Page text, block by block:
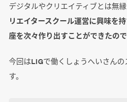
デジタルやクリエイティブとは無縁
リエイタースクール運営に興味を
座を次々作り出すことができたの
今回はLIGで働くしょうへいさん
す。